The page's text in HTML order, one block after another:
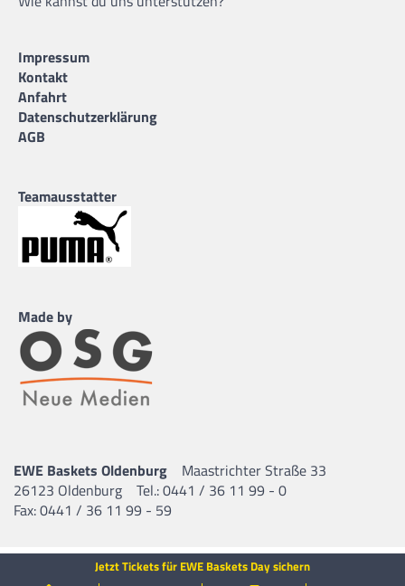
Jetzt Tickets für EWE Baskets Day sichern
Impressum
Kontakt
Anfahrt
Datenschutzerklärung
AGB
Teamausstatter
Made by
EWE Baskets Oldenburg
Maastrichter Straße 33
26123 Oldenburg
Tel.: 0441 / 36 11 99 - 0
Fax: 0441 / 36 11 99 - 59